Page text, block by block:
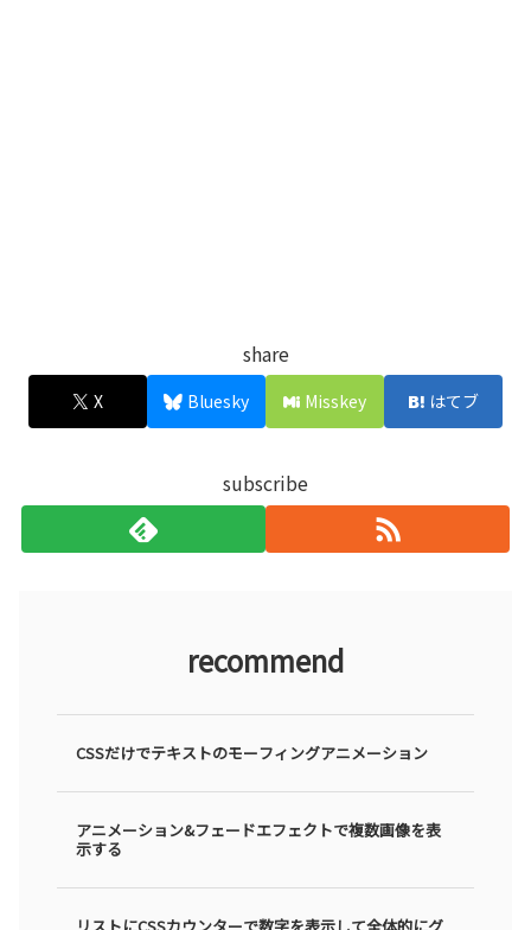
share
X Bluesky Misskey はてブ
subscribe
recommend
CSSだけでテキストのモーフィングアニメーション
アニメーション&フェードエフェクトで複数画像を表
示する